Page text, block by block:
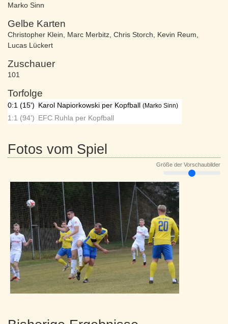
Marko Sinn
Gelbe Karten
Christopher Klein Marc Merbitz Chris Storch Kevin Reum
Lucas Lückert
Zuschauer
101
Torfolge
0:1 (15') Karol Napiorkowski per Kopfball (Marko Sinn)
1:1 (94') EFC Ruhla per Kopfball
Fotos vom Spiel
Größe der Vorschaubilder